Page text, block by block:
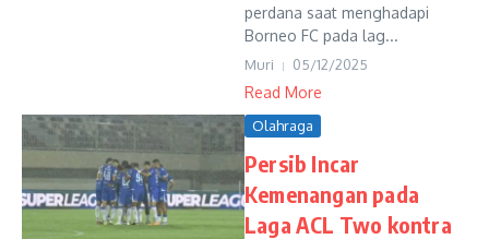
perdana saat menghadapi
Borneo FC pada lag...
Muri 05/12/2025
Read More
Olahraga
Persib Incar
Kemenangan pada
Laga ACL Two kontra